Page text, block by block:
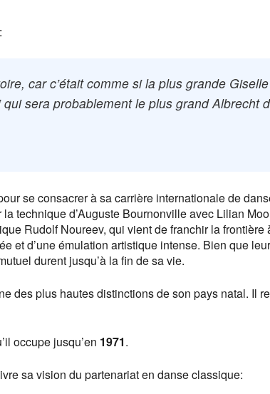
:
car c’était comme si la plus grande Giselle
sera probablement le plus grand Albrecht
se consacrer à sa carrière internationale de
technique d’Auguste Bournonville avec Lilian
Rudolf Noureev, qui vient de franchir la frontière
et d’une émulation artistique intense. Bien que
durent jusqu’à la fin de sa vie.
des plus hautes distinctions de son pays natal. Il
occupe jusqu’en 1971.
sa vision du partenariat en danse classique: